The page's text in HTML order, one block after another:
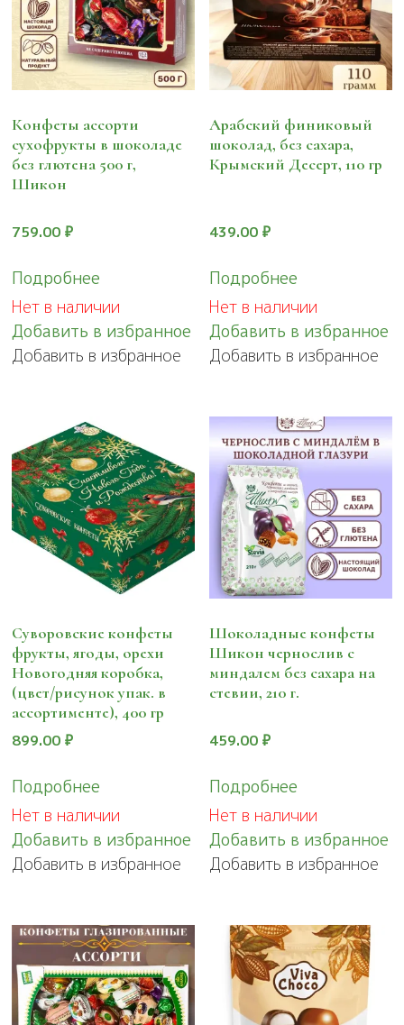
Конфеты ассорти
сухофрукты в шоколаде
без глютена 500 г,
Шикон
759.00 ₽
Подробнее
Нет в наличии
Добавить в избранное
Добавить в избранное
Арабский финиковый
шоколад, без сахара,
Крымский Десерт, 110 гр
439.00₽
Подробнее
Нет в наличии
Добавить в избранное
Добавить в избранное
Суворовские конфеты
фрукты, ягоды, орехи
Новогодняя коробка,
(цвет/рисунок упак. в
ассортименте), 400 гр
899.00 ₽
Подробнее
Нет в наличии
Добавить в избранное
Добавить в избранное
Шоколадные конфеты
Шикон чернослив с
миндалем без сахара на
стевии, 210 г.
459.00₽
Подробнее
Нет в наличии
Добавить в избранное
Добавить в избранное